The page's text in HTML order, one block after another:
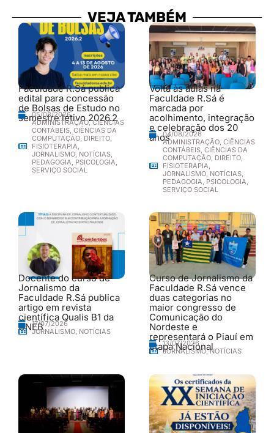
VEJA TAMBÉM
Faculdade R.Sá publica
edital para concessão
de Bolsas de Estudo no
semestre letivo 2026.2
05/08/2026
ADMINISTRAÇÃO,CIÊNCIAS
CONTÁBEIS, CIÊNCIAS DA
COMPUTAÇÃO, DIREITO,
FISIOTERAPIA,
JORNALISMO, NOTÍCIAS,
PEDAGOGIA, PSICOLOGIA,
SERVIÇO SOCIAL
Volta às aulas na
Faculdade R.Sá é
marcada por
acolhimento, integração
e celebração dos 20
anos04/08/2026
ADMINISTRAÇÃO, CIÊNCIAS
CONTÁBEIS, CIÊNCIAS DA
COMPUTAÇÃO, DIREITO,
FISIOTERAPIA,
JORNALISMO, NOTÍCIAS,
PEDAGOGIA, PSICOLOGIA,
SERVIÇO SOCIAL
Docente do curso de
Jornalismo da
Faculdade R.Sá publica
artigo em revista
científica Qualis B1 da
UNEB17/07/2026
JORNALISMO, NOTÍCIAS
Curso de Jornalismo da
Faculdade R.Sá vence
duas categorias no
maior congresso de
Comunicação do
Nordeste e
representará o Piauí em
etapa Nacional
13/07/2026
JORNALISMO,NOTÍCIAS